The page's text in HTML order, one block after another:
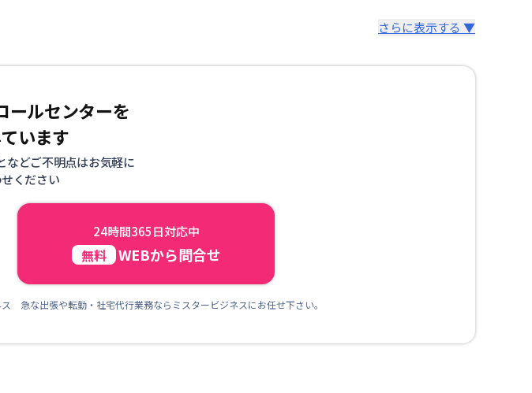
さらに表示する ▼
ールセンターを
います
などご不明点はお気軽に
ください
24時間365日対応中
無料 WEBから問合せ
急な出張や転勤・社宅代行業務ならミスタービジネスにお任せ下さい。